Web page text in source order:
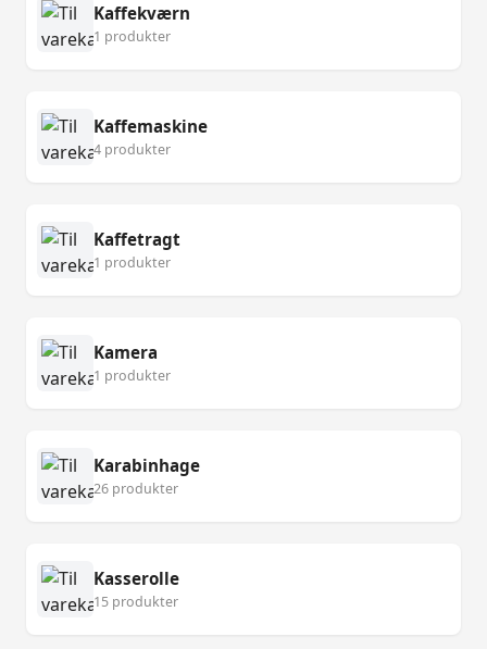
Kaffekværn
1 produkter
Kaffemaskine
4 produkter
Kaffetragt
1 produkter
Kamera
1 produkter
Karabinhage
26 produkter
Kasserolle
15 produkter